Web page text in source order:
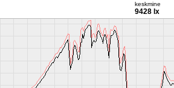
keskmine
9428 lx